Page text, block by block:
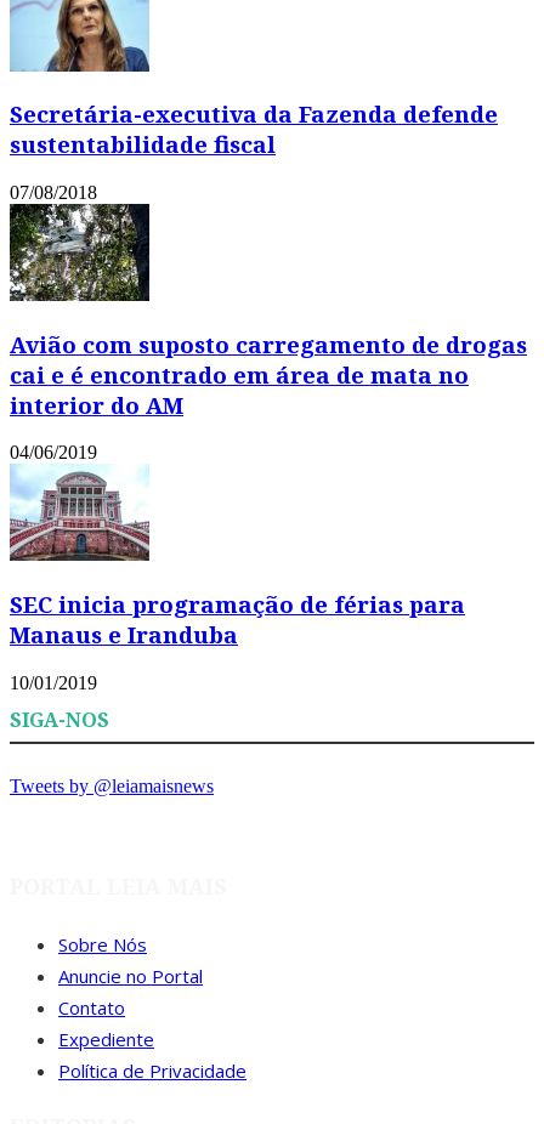
Secretária-executiva da Fazenda defende
sustentabilidade fiscal
07/08/2018
Avião com suposto carregamento de drogas
cai e é encontrado em área de mata no
interior do AM
04/06/2019
SEC inicia programação de férias para
Manaus e Iranduba
10/01/2019
SIGA-NOS
Tweets by @leiamaisnews
Sobre Nós
Anuncie no Portal
Contato
Expediente
Política de Privacidade